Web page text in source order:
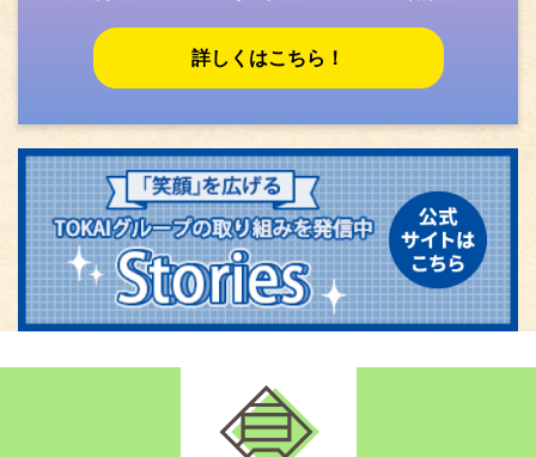
詳しくはこちら！